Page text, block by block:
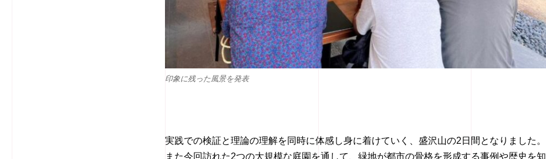
印象に残った風景を発表
実践での検証と理論の理解を同時に体感し身に着けていく、盛沢山の2 日間となりました。
また今回訪れた2つの大規模な庭園を通して、緑地が都市の骨格を形成する事例や歴史を知